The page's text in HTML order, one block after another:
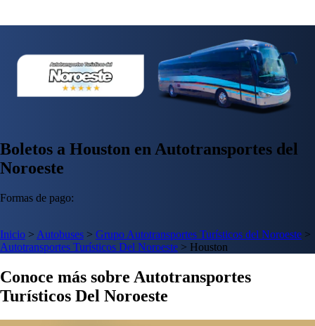
Boletos a Houston en Autotransportes del
Noroeste
Formas de pago:
Inicio > Autobuses > Grupo Autotransportes Turísticos del Noroeste >
Autotransportes Turísticos Del Noroeste > Houston
Conoce más sobre Autotransportes
Turísticos Del Noroeste